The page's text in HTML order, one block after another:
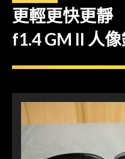
更輕更快更靜
f1.4 GM II 人